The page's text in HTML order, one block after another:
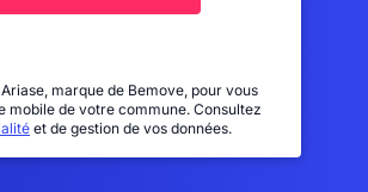
marque de Bemove, pour vous
mobile de votre commune. Consultez
et de gestion de vos données.